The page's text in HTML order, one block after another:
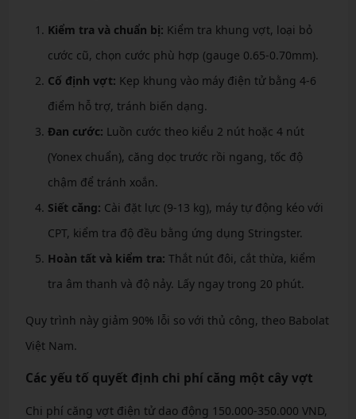
Kiểm tra và chuẩn bị: Kiểm tra khung vợt, loại bỏ
cước cũ, chọn cước phù hợp (gauge 0.65-0.70mm).
Cố định vợt: Kẹp khung vào máy điện tử bằng 4-6
điểm hỗ trợ, tránh biến dạng.
Đan cước: Luồn cước theo kiểu 2 nút hoặc 4 nút
(Yonex chuẩn), căng dọc trước rồi ngang, tốc độ
chậm để tránh xoắn.
Siết căng: Cài đặt lực (9-13 kg), máy tự động kéo với
CPT, kiểm tra độ đều bằng ứng dụng Stringster.
Hoàn tất và kiểm tra: Thắt nút đôi, cắt thừa, kiểm
tra âm thanh và độ nảy. Lấy ngay trong 20 phút.
Quy trình này giảm 90% lỗi so với thủ công, theo Babolat
Việt Nam.
Các yếu tố quyết định chi phí căng một cây vợt
Chi phí căng vợt điện tử dao động 150.000-350.000 VND,